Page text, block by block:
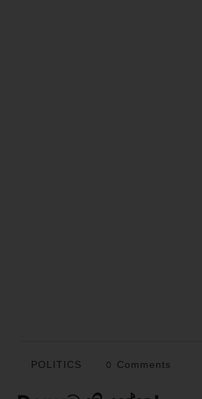
POLITICS 0 Comments